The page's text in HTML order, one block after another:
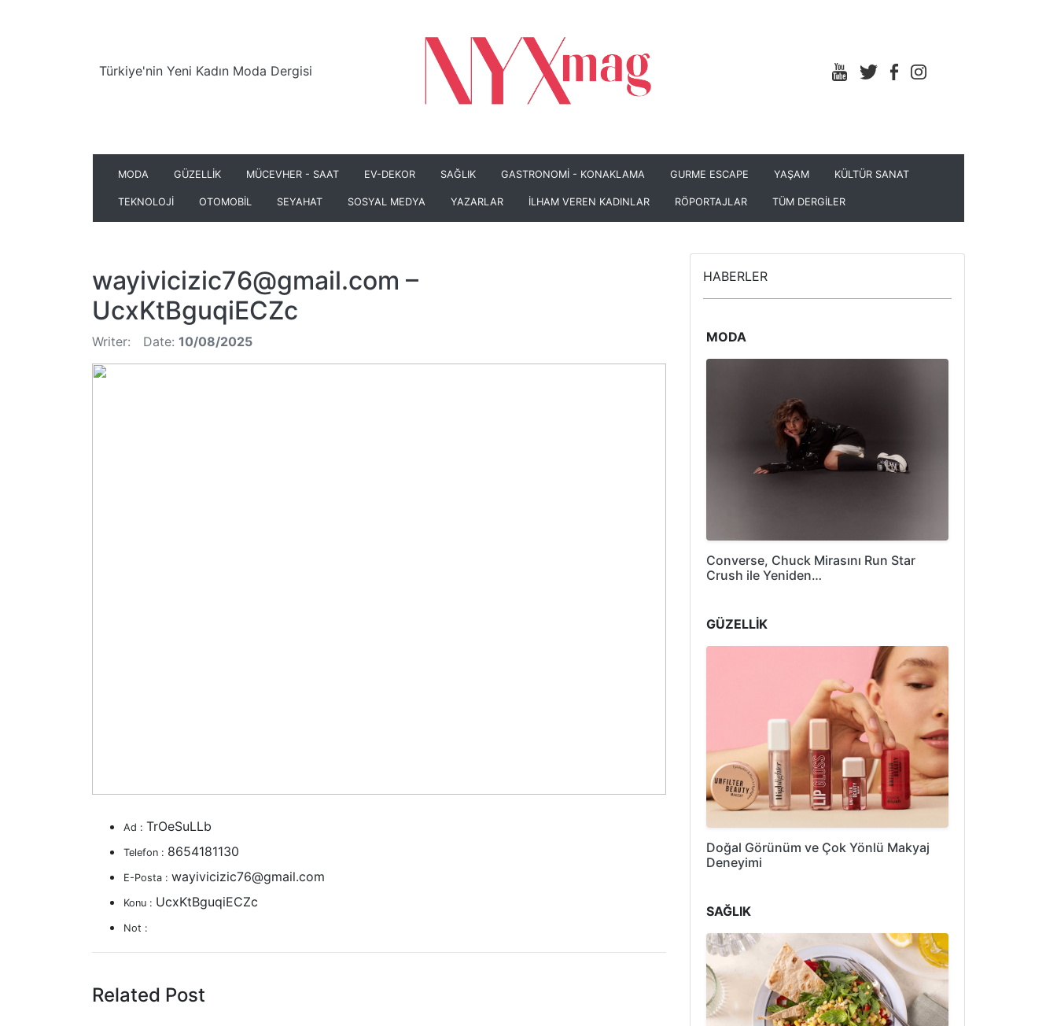
Türkiye'nin Yeni Kadın Moda Dergisi
MODA GÜZELLİK MÜCEVHER - SAAT EV-DEKOR SAĞLIK GASTRONOMİ - KONAKLAMA GURME ESCAPE YAŞAM KÜLTÜR SANAT
TEKNOLOJİ OTOMOBİL SEYAHAT SOSYAL MEDYA YAZARLAR İLHAM VEREN KADINLAR RÖPORTAJLAR TÜM DERGİLER
wayivicizic76@gmail.com –
UcxKtBguqiECZc
Writer: Date: 10/08/2025
Ad : TrOeSuLLb
Telefon : 8654181130
E-Posta : wayivicizic76@gmail.com
Konu : UcxKtBguqiECZc
Not :
Related Post
HABERLER
MODA
Converse, Chuck Mirasını Run Star
Crush ile Yeniden…
GÜZELLİK
Doğal Görünüm ve Çok Yönlü Makyaj
Deneyimi
SAĞLIK